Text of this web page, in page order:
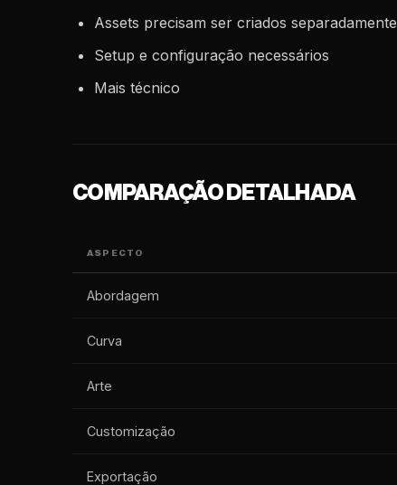
Assets precisam ser criados separadamente
Setup e configuração necessários
Mais técnico
COMPARAÇÃO DETALHADA
ASPECTO
Abordagem
Curva
Arte
Customização
Exportação